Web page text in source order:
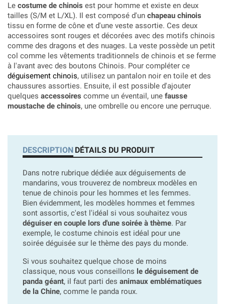
Le costume de chinois est pour homme et existe en deux
tailles (S/M et L/XL). Il est composé d'un chapeau chinois
tissu en forme de cône et d'une veste assortie. Ces deux
accessoires sont rouges et décorées avec des motifs chinois
comme des dragons et des nuages. La veste possède un petit
col comme les vêtements traditionnels de chinois et se ferme
à l'avant avec des boutons Chinois. Pour compléter ce
déguisement chinois, utilisez un pantalon noir en toile et des
chaussures assorties. Ensuite, il est possible d'ajouter
quelques accessoires comme un éventail, une fausse
moustache de chinois, une ombrelle ou encore une perruque.
DESCRIPTION DÉTAILS DU PRODUIT
Dans notre rubrique dédiée aux déguisements de
mandarins, vous trouverez de nombreux modèles en
tenue de chinois pour les hommes et les femmes.
Bien évidemment, les modèles hommes et femmes
sont assortis, c'est l'idéal si vous souhaitez vous
déguiser en couple lors d'une soirée à thème. Par
exemple, le costume chinois est idéal pour une
soirée déguisée sur le thème des pays du monde.
Si vous souhaitez quelque chose de moins
classique, nous vous conseillons le déguisement de
panda géant, il faut parti des animaux emblématiques
de la Chine, comme le panda roux.